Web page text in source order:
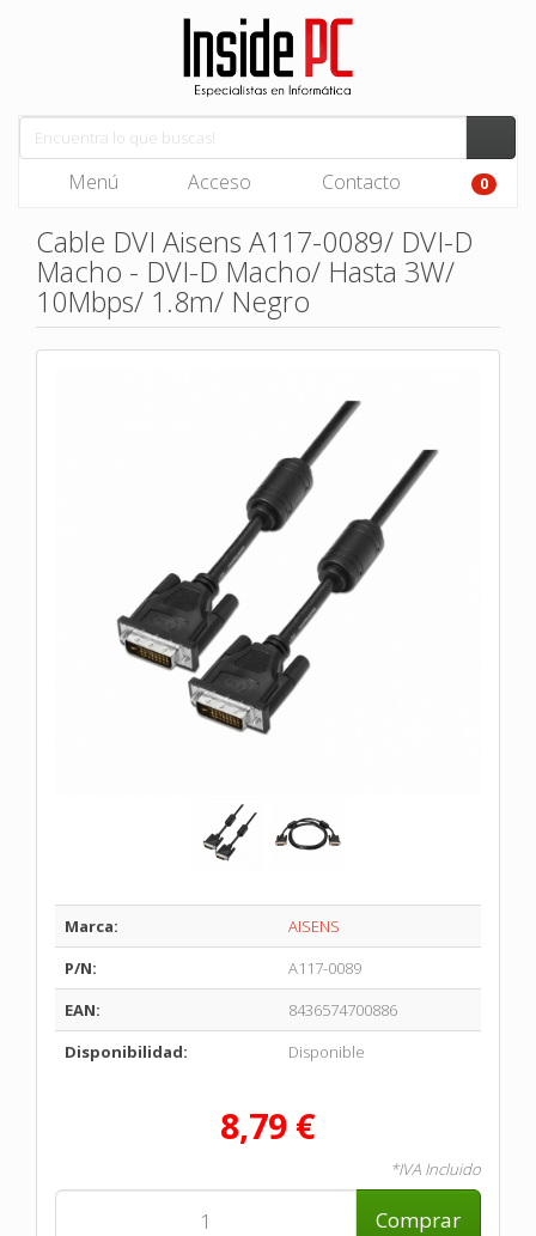
Menú Acceso Contacto 0
Cable DVI Aisens A117-0089/ DVI-D
Macho - DVI-D Macho/ Hasta 3W/
10Mbps/ 1.8m/ Negro
Marca:
AISENS
P/N:
A117-0089
EAN:
8436574700886
Disponibilidad:
Disponible
8,79 €
*IVA Incluido
Comprar